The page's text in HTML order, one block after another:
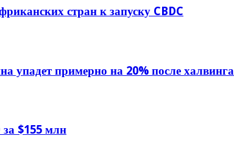
стран к запуску CBDC
упадет примерно на 20% после халвинга
$155 млн